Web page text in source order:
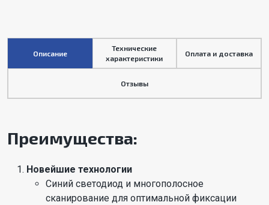
Описание
Технические
характеристики
Оплата и доставка
Отзывы
Преимущества:
Новейшие технологии
Синий светодиод и многополосное
сканирование для оптимальной фиксации